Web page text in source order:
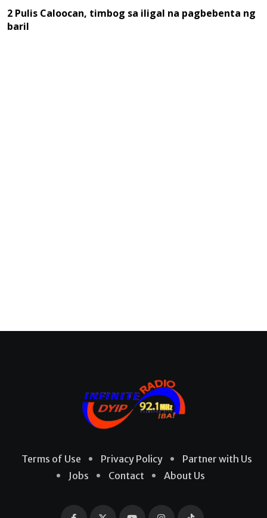
2 Pulis Caloocan, timbog sa iligal na pagbebenta ng
baril
Terms of Use Privacy Policy
Partner with Us
Jobs
Contact About Us